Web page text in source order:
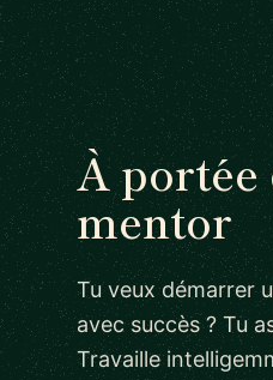
À portée
mentor
Tu veux démarrer
avec succès ? Tu
Travaille